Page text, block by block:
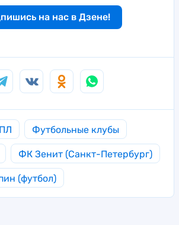
на нас в Дзене!
Футбольные клубы
ФК Зенит (Санкт-Петербург)
(футбол)